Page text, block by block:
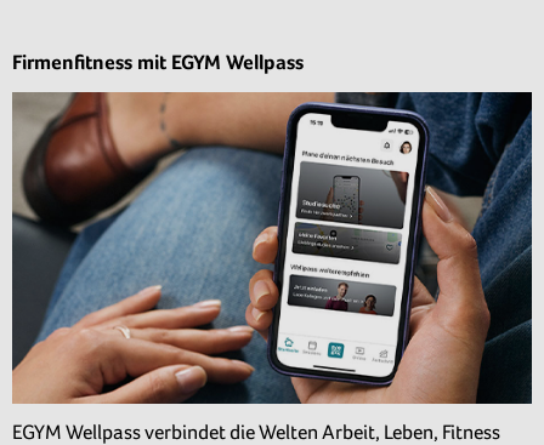
Firmenfitness mit EGYM Wellpass
EGYM Wellpass verbindet die Welten Arbeit, Leben, Fitness